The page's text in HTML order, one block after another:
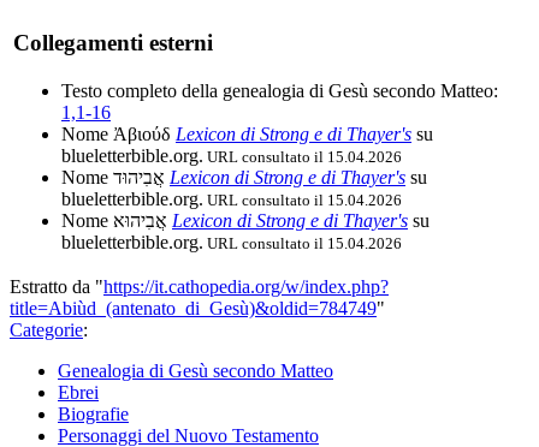
Collegamenti esterni
Testo completo della genealogia di Gesù secondo Matteo:
1,1-16
Nome Ἀβιούδ Lexicon di Strong e di Thayer's su
blueletterbible.org. URL consultato il 15.04.2026
Lexicon di Strong e di Thayer's su
blueletterbible.org. URL consultato il 15.04.2026
Lexicon di Strong e di Thayer's su
blueletterbible.org. URL consultato il 15.04.2026
Estratto da "https://it.cathopedia.org/w/index.php?
title=Abiùd_(antenato_di_Gesù)&oldid=784749"
Categorie:
Genealogia di Gesù secondo Matteo
Ebrei
Biografie
Personaggi del Nuovo Testamento